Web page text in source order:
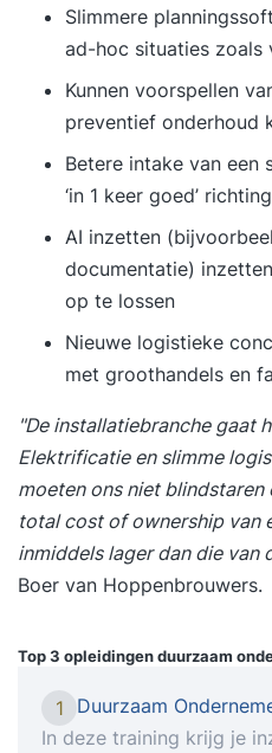
Slimmere
ad-hoc situaties zoals
Kunnen voorspellen
preventief onderhoud
Betere intake van een
‘in 1 keer goed’
AI inzetten
documentatie)
op te lossen
Nieuwe logistieke
met groothandels en
"De installatiebranche gaat
Elektrificatie en slimme
moeten ons niet
total cost of ownership van
inmiddels lager dan die van
Boer van Hoppenbrouwers.
Top 3 opleidingenduurzaam
1
Duurzaam
In deze training krijg je